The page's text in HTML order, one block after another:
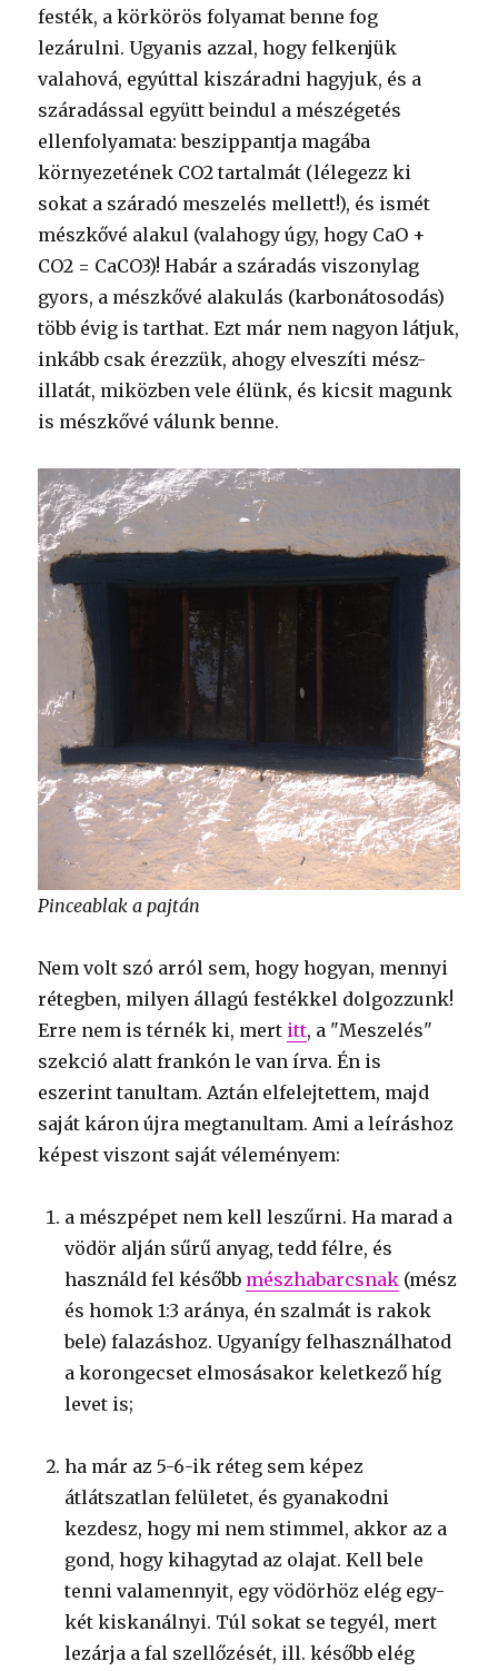
festék, a körkörös folyamat benne fog
lezárulni. Ugyanis azzal, hogy felkenjük
valahová, egyúttal kiszáradni hagyjuk, és a
száradással együtt beindul a mészégetés
ellenfolyamata: beszippantja magába
környezetének CO2 tartalmát (lélegezz ki
sokat a száradó meszelés mellett!), és ismét
mészkővé alakul (valahogy úgy, hogy CaO +
CO2 = CaCO3)! Habár a száradás viszonylag
gyors, a mészkővé alakulás (karbonátosodás)
több évig is tarthat. Ezt már nem nagyon látjuk,
inkább csak érezzük, ahogy elveszíti mész-
illatát, miközben vele élünk, és kicsit magunk
is mészkővé válunk benne.
Pinceablak a pajtán
Nem volt szó arról sem, hogy hogyan, mennyi
rétegben, milyen állagú festékkel dolgozzunk!
Erre nem is térnék ki, mert itt, a "Meszelés"
szekció alatt frankón le van írva. Én is
eszerint tanultam. Aztán elfelejtettem, majd
saját káron újra megtanultam. Ami a leíráshoz
képest viszont saját véleményem:
a mészpépet nem kell leszűrni. Ha marad a
vödör alján sűrű anyag, tedd félre, és
használd fel később mészhabarcsnak (mész
és homok 1:3 aránya, én szalmát is rakok
bele) falazáshoz. Ugyanígy felhasználhatod
a korongecset elmosásakor keletkező híg
levet is;
ha már az 5-6-ik réteg sem képez
átlátszatlan felületet, és gyanakodni
kezdesz, hogy mi nem stimmel, akkor az a
gond, hogy kihagytad az olajat. Kell bele
tenni valamennyit, egy vödörhöz elég egy-
két kiskanálnyi. Túl sokat se tegyél, mert
lezárja a fal szellőzését, ill. később elég